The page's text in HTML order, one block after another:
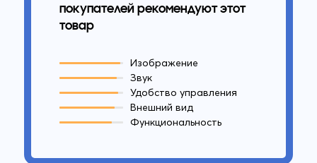
покупателей рекомендуют этот
товар
Изображение
Звук
Удобство управления
Внешний вид
Функциональность